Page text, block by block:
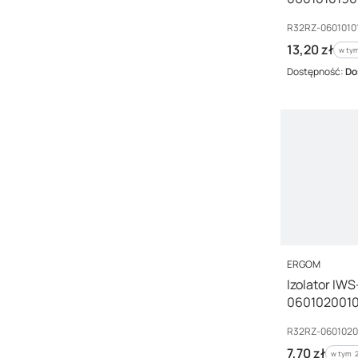
Kod producenta
R32RZ-
Cena brutto
13,20 zł w
w tym
Dostępność:
PRODUCENT
ERGOM
Izolator
Kod producenta
R32RZ-
Cena brutto
7,70 zł w tym
w tym